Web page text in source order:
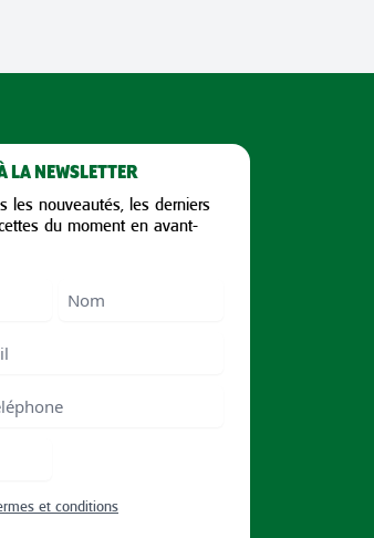
LA NEWSLETTER
les nouveautés, les derniers
du moment en avant-
et conditions